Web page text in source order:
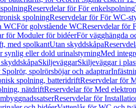
Reservdelar för För enkelspolning
spolningReservdelar för För WC-
WCFör golvstående WCReservdelar för
för Moduler för bidéerFör vägghängda
med spolkantUtan skyddskåpa
synlig eller dold urinalstyrningMed
SkiljeväggarSkiljeväggar i
spolrörsböjar och adaptrar
spolning, batteridriftReservdelar för
nätdriftReservdelar för Med
Reservdelar för